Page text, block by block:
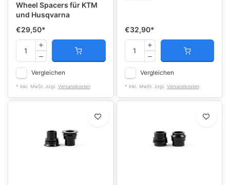
Wheel Spacers für KTM
und Husqvarna
€29,50*
Vergleichen
* Inkl. MwSt. zzgl. Versandkosten
€32,90*
Vergleichen
* Inkl. MwSt. zzgl. Versandkosten